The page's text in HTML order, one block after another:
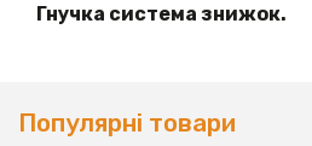
Гнучка система знижок.
Популярні товари